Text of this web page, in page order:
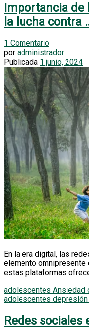
Importancia de
la lucha contra
1 Comentario
por administrador
Publicada 1 junio, 2024
En la era digital, las
elemento omnipresente
estas plataformas
adolescentes Ansiedad
adolescentes depresión
Redes sociales